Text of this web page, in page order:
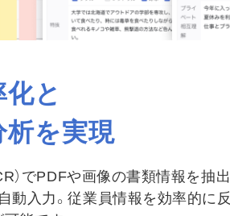
と
を実現
）でPDFや画像の書類情報を抽出
動入力。従業員情報を効率的に反